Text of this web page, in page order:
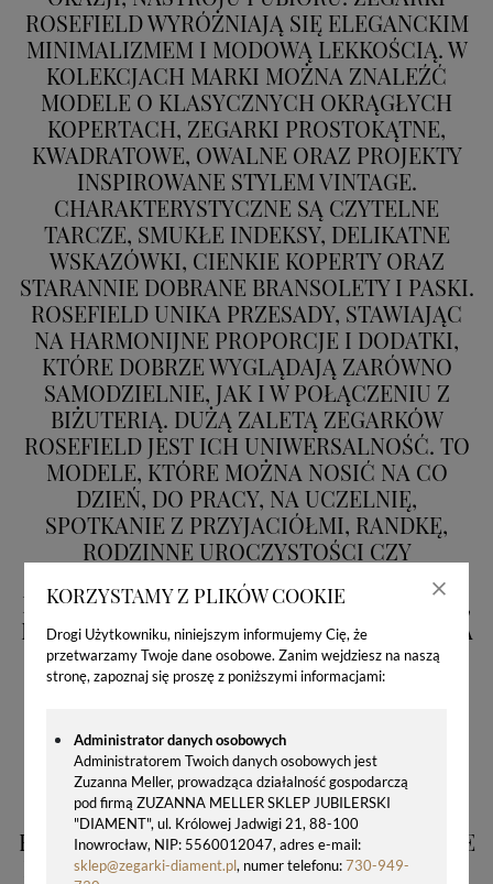
KORZYSTAMY Z PLIKÓW COOKIE
Drogi Użytkowniku, niniejszym informujemy Cię, że
przetwarzamy Twoje dane osobowe. Zanim wejdziesz na naszą
stronę, zapoznaj się proszę z poniższymi informacjami:
Administrator danych osobowych
Administratorem Twoich danych osobowych jest
Zuzanna Meller, prowadząca działalność gospodarczą
pod firmą ZUZANNA MELLER SKLEP JUBILERSKI
"DIAMENT", ul. Królowej Jadwigi 21, 88-100
Inowrocław, NIP: 5560012047, adres e-mail:
sklep@zegarki-diament.pl, numer telefonu:730-949-
ROSEFIELD WYRÓŻNIAJĄ SIĘ ELEGANCKIM
MINIMALIZMEM I MODOWĄ LEKKOŚCIĄ. W
KOLEKCJACH MARKI MOŻNA ZNALEŹĆ
MODELE O KLASYCZNYCH OKRĄGŁYCH
KOPERTACH, ZEGARKI PROSTOKĄTNE,
KWADRATOWE, OWALNE ORAZ PROJEKTY
INSPIROWANE STYLEM VINTAGE.
CHARAKTERYSTYCZNE SĄ CZYTELNE
TARCZE, SMUKŁE INDEKSY, DELIKATNE
WSKAZÓWKI, CIENKIE KOPERTY ORAZ
STARANNIE DOBRANE BRANSOLETY I PASKI.
ROSEFIELD UNIKA PRZESADY, STAWIAJĄC
NA HARMONIJNE PROPORCJE I DODATKI,
KTÓRE DOBRZE WYGLĄDAJĄ ZARÓWNO
SAMODZIELNIE, JAK I W POŁĄCZENIU Z
BIŻUTERIĄ. DUŻĄ ZALETĄ ZEGARKÓW
ROSEFIELD JEST ICH UNIWERSALNOŚĆ. TO
MODELE, KTÓRE MOŻNA NOSIĆ NA CO
DZIEŃ, DO PRACY, NA UCZELNIĘ,
SPOTKANIE Z PRZYJACIÓŁMI, RANDKĘ,
RODZINNE UROCZYSTOŚCI CZY
ELEGANCKIE WYJŚCIE. ZEGAREK
ROSEFIELD PASUJE DO SUKIENKI, KOSZULI,
MARYNARKI, SWETRA, JEANSÓW, PŁASZCZA
I LETNICH STYLIZACJI. W ZALEŻNOŚCI OD
WYBRANEGO MODELU MOŻE BYĆ
MINIMALISTYCZNEGO LOOKU ALBO
BARDZIEJ WYRAZISTYM AKCENTEM
BIŻUTERYJNYM. DZIĘKI TEMU MARKA
ŚWIETNIE ODPOWIADA NA POTRZEBY
KOBIET, KTÓRE CENIĄ PRAKTYCZNOŚĆ, ALE
NIE CHCĄ REZYGNOWAĆ Z ATRAKCYJNEGO